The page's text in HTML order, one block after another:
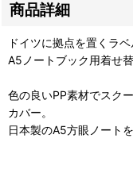
商品詳細
ドイツに拠点を置くラ
A5ノートブック用着せ
色の良いPP素材でスク
カバー。
日本製のA5方眼ノート